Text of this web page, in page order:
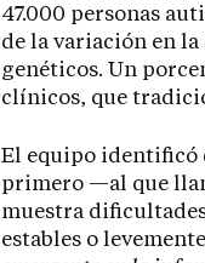
47.000 personas
de la variación en
genéticos. Un
clínicos, que
El equipo identificó
primero —al que
muestra
estables o